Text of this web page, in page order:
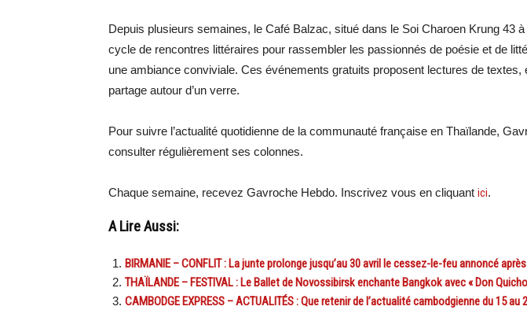
Depuis plusieurs semaines, le Café Balzac, situé dans le Soi Charoen Krung 43
cycle de rencontres littéraires pour rassembler les passionnés de poésie et de
une ambiance conviviale. Ces événements gratuits proposent lectures de
partage autour d’un verre.
Pour suivre l’actualité quotidienne de la communauté française en Thaïlande,
consulter régulièrement ses colonnes.
Chaque semaine, recevez Gavroche Hebdo. Inscrivez vous en cliquant ici.
A Lire Aussi:
BIRMANIE – CONFLIT : La junte prolonge jusqu’au 30 avril le cessez-le-feu annoncé
THAÏLANDE – FESTIVAL : Le Ballet de Novossibirsk enchante Bangkok avec « Don
CAMBODGE EXPRESS – ACTUALITÉS : Que retenir de l’actualité cambodgienne du 15 au